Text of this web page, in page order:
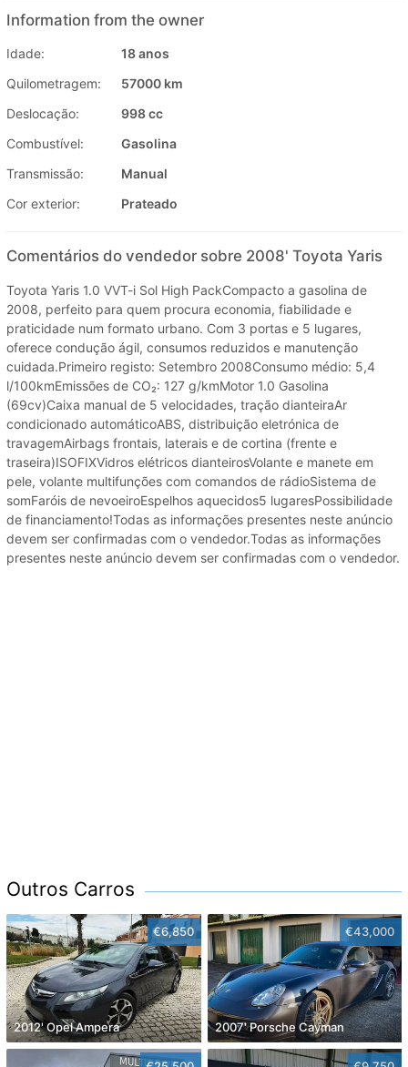
Information from the owner
Idade:
18 anos
Quilometragem:
57000 km
Deslocação:
998 cc
Combustível:
Gasolina
Transmissão:
Manual
Cor exterior:
Prateado
Comentários do vendedor sobre 2008' Toyota Yaris
Toyota Yaris 1.0 VVT-i Sol High PackCompacto a gasolina de
2008, perfeito para quem procura economia, fiabilidade e
praticidade num formato urbano. Com 3 portas e 5 lugares,
oferece condução ágil, consumos reduzidos e manutenção
cuidada.Primeiro registo: Setembro 2008Consumo médio: 5,4
l/100kmEmissões de CO₂: 127 g/kmMotor 1.0 Gasolina
(69cv)Caixa manual de 5 velocidades, tração dianteiraAr
condicionado automáticoABS, distribuição eletrónica de
travagemAirbags frontais, laterais e de cortina (frente e
traseira)ISOFIXVidros elétricos dianteirosVolante e manete em
pele, volante multifunções com comandos de rádioSistema de
somFaróis de nevoeiroEspelhos aquecidos5 lugaresPossibilidade
de financiamento!Todas as informações presentes neste anúncio
devem ser confirmadas com o vendedor.Todas as informações
presentes neste anúncio devem ser confirmadas com o vendedor.
Outros Carros
€6,850
2012' Opel Ampera
€43,000
2007' Porsche Cayman